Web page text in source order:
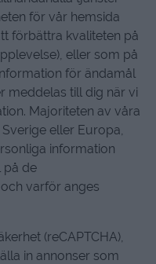
för vår hemsida
förbättra kvaliteten på
eller som på
för ändamål
meddelas till dig när vi
Majoriteten av våra
eller Europa,
information
på de
varför anges
(reCAPTCHA),
in annonser som